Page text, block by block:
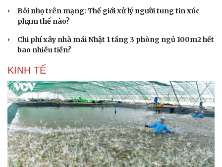
Doanh nhân
Vì cộng đồng
Trải nghiệm
Chuyển đổi số
Bôi nhọ trên mạng: Thế giới xử lý người tung tin xúc
phạm thế nào?
Chi phí xây nhà mái Nhật 1 tầng 3 phòng ngủ 100m2 hết
bao nhiêu tiền?
KINH TẾ